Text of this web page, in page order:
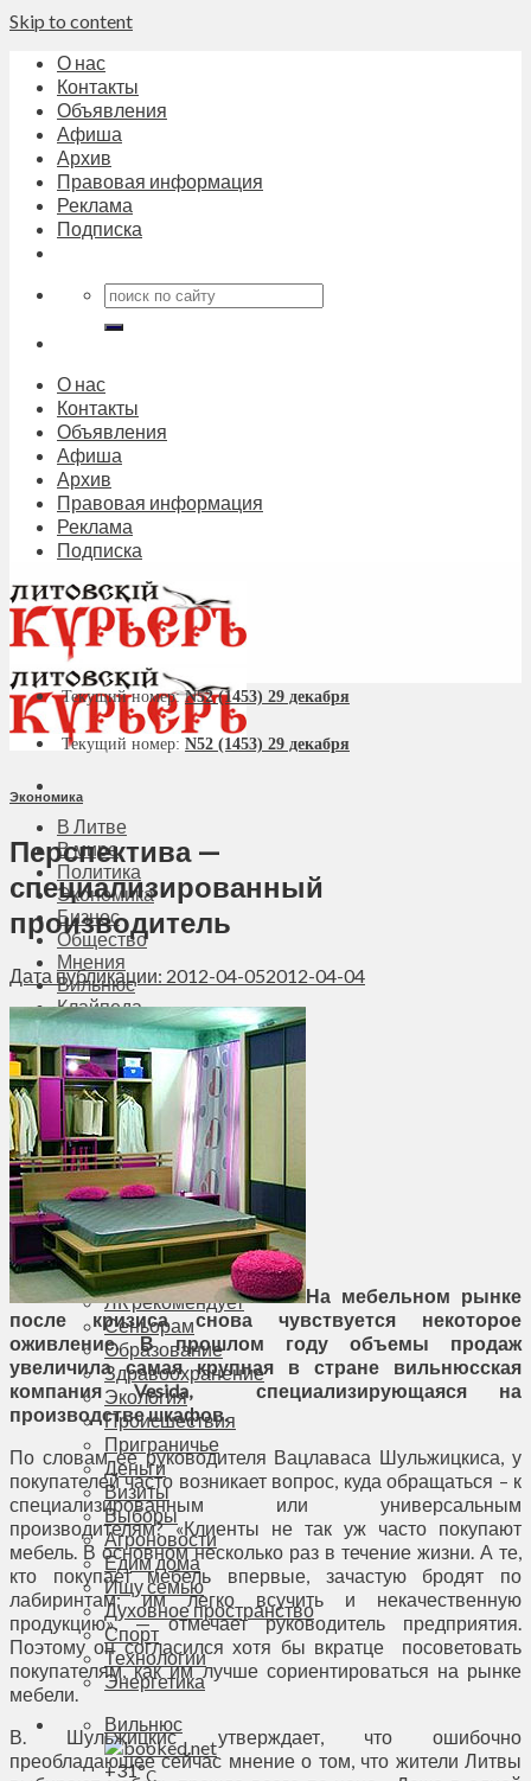
Skip to content
О нас
Контакты
Объявления
Афиша
Архив
Правовая информация
Реклама
Подписка
О нас
Контакты
Объявления
Афиша
Архив
Правовая информация
Реклама
Подписка
В Литве
В мире
Политика
Экономика
Бизнес
Общество
Мнения
Вильнюс
Клайпеда
Висагинас
Регионы
Соседи
Транспорт
Выбор читателей
Калейдоскоп
Армия
Сейм Литвы
Культура
Больше
Фоторепортаж
Туризм
ЛК рекомендует
Сеньорам
Образование
Здравоохранение
Экология
Происшествия
Приграничье
Деньги
Визиты
Выборы
Агроновости
Едим дома
Ищу семью
Духовное пространство
Спорт
Технологии
Энергетика
Вильнюс
+31°C
Текущий номер:N52 (1453) 29 декабря
Текущий номер: N52 (1453) 29 декабря
Экономика
Перспектива —
специализированный
производитель
Дата публикации: 2012-04-052012-04-04
На мебельном рынке
после кризиса снова чувствуется некоторое
оживление. В прошлом году объемы продаж
увеличила самая крупная в стране вильнюсская
компания Vesida, специализирующаяся на
производстве шкафов.
По словам ее руководителя Вацлаваса Шульжицкиса, у
покупателей часто возникает вопрос, куда обращаться – к
специализированным или универсальным
производителям? «Клиенты не так уж часто покупают
мебель. В основном несколько раз в течение жизни. А те,
кто покупает мебель впервые, зачастую бродят по
лабиринтам: им легко всучить и некачественную
продукцию», — отмечает руководитель предприятия.
Поэтому он согласился хотя бы вкратце посоветовать
покупателям, как им лучше сориентироваться на рынке
мебели.
В. Шульжицкис утверждает, что ошибочно
преобладающее сейчас мнение о том, что жители Литвы